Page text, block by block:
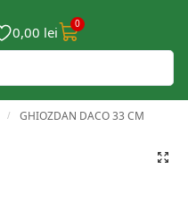
0,00 lei 0
/ GHIOZDAN DACO 33 CM